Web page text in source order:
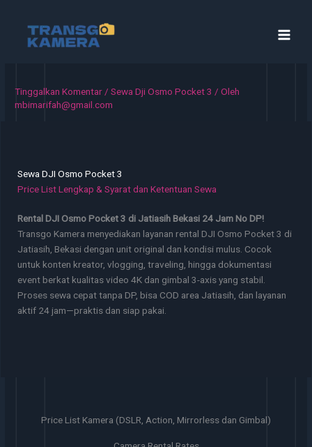
Tinggalkan Komentar /Sewa Dji Osmo Pocket 3 / Oleh
mbimarifah@gmail.com
Sewa DJI Osmo Pocket 3
Price List Lengkap & Syarat dan Ketentuan Sewa
Rental DJI Osmo Pocket 3 di Jatiasih Bekasi 24 Jam No DP!
Transgo Kamera menyediakan layanan rental DJI Osmo Pocket 3 di
Jatiasih, Bekasi dengan unit original dan kondisi mulus. Cocok
untuk konten kreator, vlogging, traveling, hingga dokumentasi
event berkat kualitas video 4K dan gimbal 3-axis yang stabil.
Proses sewa cepat tanpa DP, bisa COD area Jatiasih, dan layanan
aktif 24 jam—praktis dan siap pakai.
Price List Kamera (DSLR, Action, Mirrorless dan Gimbal)